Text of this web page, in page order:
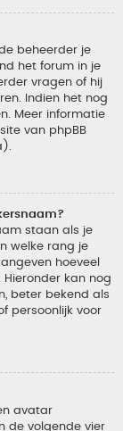
beheerder je
het forum in je
vragen of hij
Indien het nog
Meer informatie
van phpBB
staan als je
welke rang je
hoeveel
kan nog
beter bekend als
persoonlijk voor
avatar
de volgende vier